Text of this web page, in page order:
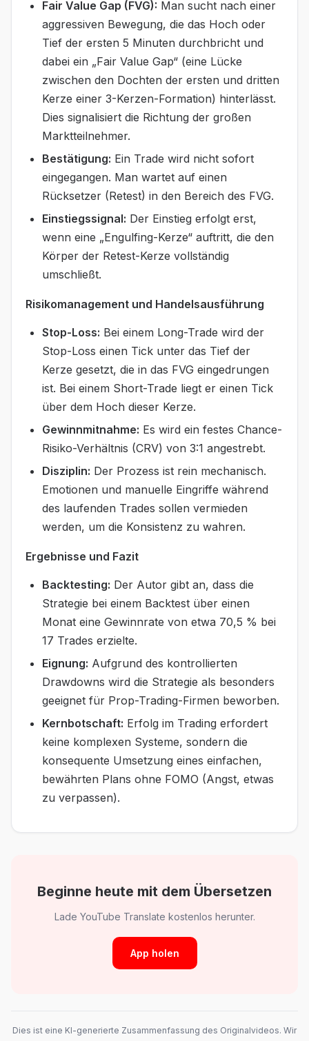
Fair Value Gap (FVG): Man sucht nach einer
aggressiven Bewegung, die das Hoch oder
Tief der ersten 5 Minuten durchbricht und
dabei ein „Fair Value Gap“ (eine Lücke
zwischen den Dochten der ersten und dritten
Kerze einer 3-Kerzen-Formation) hinterlässt.
Dies signalisiert die Richtung der großen
Marktteilnehmer.
Bestätigung: Ein Trade wird nicht sofort
eingegangen. Man wartet auf einen
Rücksetzer (Retest) in den Bereich des FVG.
Einstiegssignal: Der Einstieg erfolgt erst,
wenn eine „Engulfing-Kerze“ auftritt, die den
Körper der Retest-Kerze vollständig
umschließt.
Risikomanagement und Handelsausführung
Stop-Loss: Bei einem Long-Trade wird der
Stop-Loss einen Tick unter das Tief der
Kerze gesetzt, die in das FVG eingedrungen
ist. Bei einem Short-Trade liegt er einen Tick
über dem Hoch dieser Kerze.
Gewinnmitnahme: Es wird ein festes Chance-
Risiko-Verhältnis (CRV) von 3:1 angestrebt.
Disziplin: Der Prozess ist rein mechanisch.
Emotionen und manuelle Eingriffe während
des laufenden Trades sollen vermieden
werden, um die Konsistenz zu wahren.
Ergebnisse und Fazit
Backtesting: Der Autor gibt an, dass die
Strategie bei einem Backtest über einen
Monat eine Gewinnrate von etwa 70,5 % bei
17 Trades erzielte.
Eignung: Aufgrund des kontrollierten
Drawdowns wird die Strategie als besonders
geeignet für Prop-Trading-Firmen beworben.
Kernbotschaft: Erfolg im Trading erfordert
keine komplexen Systeme, sondern die
konsequente Umsetzung eines einfachen,
bewährten Plans ohne FOMO (Angst, etwas
zu verpassen).
Beginne heute mit dem Übersetzen
Lade YouTube Translate kostenlos herunter.
App holen
Dies ist eine KI-generierte Zusammenfassung des Originalvideos. Wir